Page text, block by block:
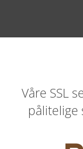
Våre SSL
pålitelige